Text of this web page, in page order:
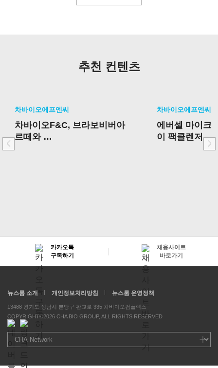
추천 컨텐츠
차바이오에프엔씨
차바이오F&C, 브라보비버아
르떼와
차바이오에프엔씨
에버셀 마이크
이 팩클렌저
카카오톡
구독하기
채용사이트
바로가기
뉴스룸 소개 개인정보처리방침 뉴스룸 운영정책
13488 경기도 성남시 분당구 판교로 335 차바이오컴플렉스
COPYRIGHT©2026 CHA BIO GROUP, ALL RIGHTS RESERVED